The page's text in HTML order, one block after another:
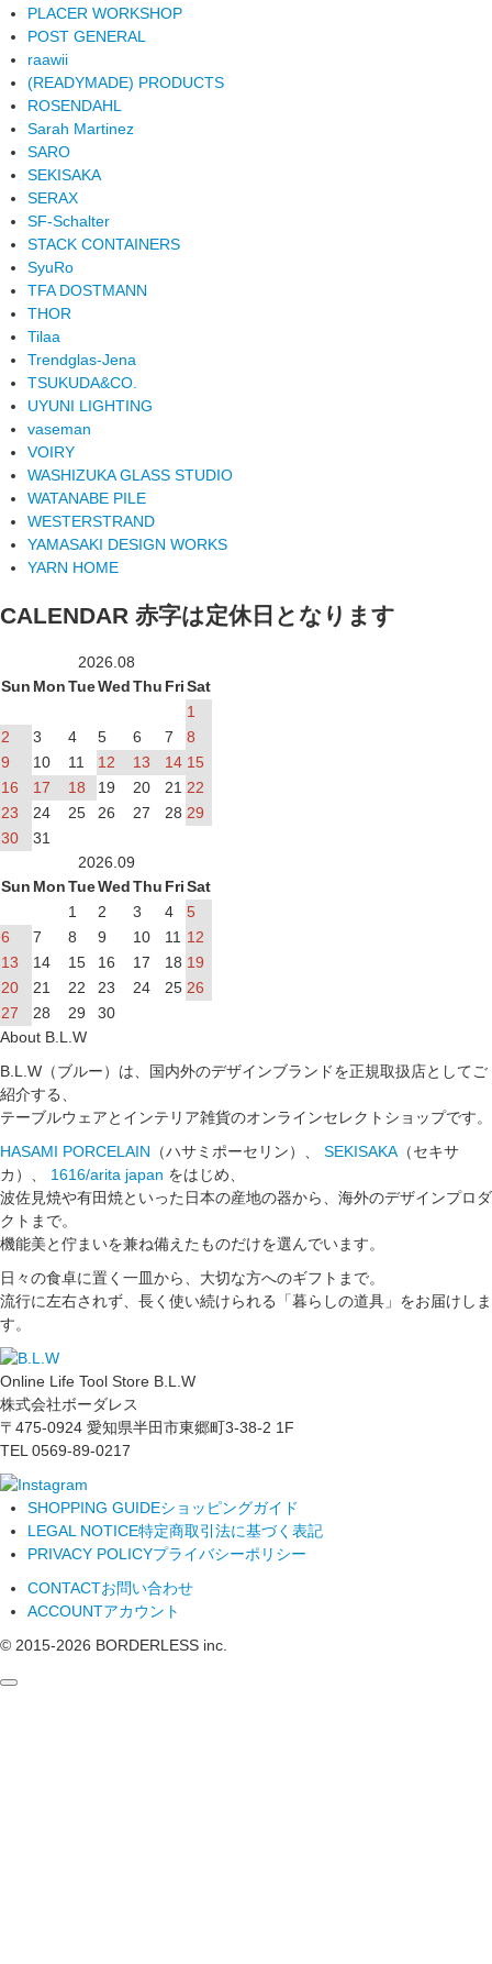
PLACER WORKSHOP
POST GENERAL
raawii
(READYMADE) PRODUCTS
ROSENDAHL
Sarah Martinez
SARO
SEKISAKA
SERAX
SF-Schalter
STACK CONTAINERS
SyuRo
TFA DOSTMANN
THOR
Tilaa
Trendglas-Jena
TSUKUDA&CO.
UYUNI LIGHTING
vaseman
VOIRY
WASHIZUKA GLASS STUDIO
WATANABE PILE
WESTERSTRAND
YAMASAKI DESIGN WORKS
YARN HOME
CALENDAR 赤字は定休日となります
2026.08
Sun MonTueWedThu FriSat
1
2
3 4 5 6 7
8
9
10 11 12 13 14 15
16
17 18 19 20 21 22
23
24 25 26 27 28 29
30
31
2026.09
Sun MonTueWedThu FriSat
1
2 3 4
5
6
7 8 9 10 11 12
13
14 15 16 17 18 19
20
21 22 23 24 25 26
27
28 29
30
About B.L.W
B.L.W（ブルー）は、国内外のデザインブランドを正規取扱店としてご
紹介する、
テーブルウェアとインテリア雑貨のオンラインセレクトショップです。
HASAMI PORCELAIN （ハサミポーセリン）、 SEKISAKA（セキサ
カ）、 1616/arita japan をはじめ、
波佐見焼や有田焼といった日本の産地の器から、海外のデザインプロダ
クトまで。
機能美と佇まいを兼ね備えたものだけを選んでいます。
日々の食卓に置く一皿から、大切な方へのギフトまで。
流行に左右されず、長く使い続けられる「暮らしの道具」をお届けしま
す。
Online Life Tool Store B.L.W
株式会社ボーダレス
〒475-0924 愛知県半田市東郷町3-38-2 1F
TEL 0569-89-0217
SHOPPING GUIDEショッピングガイド
LEGAL NOTICE特定商取引法に基づく表記
PRIVACY POLICYプライバシーポリシー
CONTACTお問い合わせ
ACCOUNTアカウント
© 2015-2026 BORDERLESS inc.